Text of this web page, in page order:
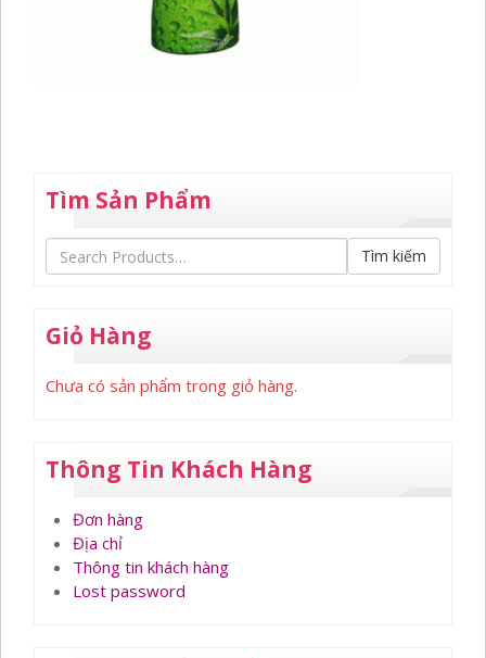
Tìm Sản Phẩm
Tìm kiếm
Giỏ Hàng
Chưa có sản phẩm trong giỏ hàng.
Thông Tin Khách Hàng
Đơn hàng
Địa chỉ
Thông tin khách hàng
Lost password